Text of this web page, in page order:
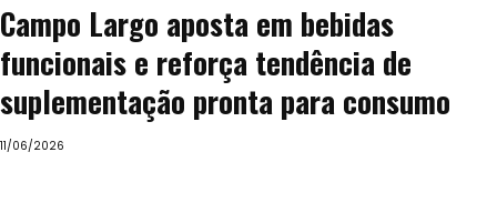
Campo Largo aposta em bebidas
funcionais e reforça tendência de
suplementação pronta para consumo
11/06/2026